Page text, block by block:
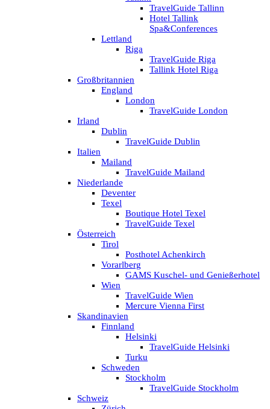
TravelGuide Tallinn
Hotel Tallink
Spa&Conferences
Lettland
Riga
TravelGuide Riga
Tallink Hotel Riga
Großbritannien
England
London
TravelGuide London
Irland
Dublin
TravelGuide Dublin
Italien
Mailand
TravelGuide Mailand
Niederlande
Deventer
Texel
Boutique Hotel Texel
TravelGuide Texel
Österreich
Tirol
Posthotel Achenkirch
Vorarlberg
GAMS Kuschel- und Genießerhotel
Wien
TravelGuide Wien
Mercure Vienna First
Skandinavien
Finnland
Helsinki
TravelGuide Helsinki
Turku
Schweden
Stockholm
TravelGuide Stockholm
Schweiz